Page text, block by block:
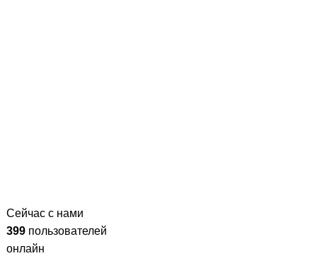
Сейчас с нами
399 пользователей
онлайн